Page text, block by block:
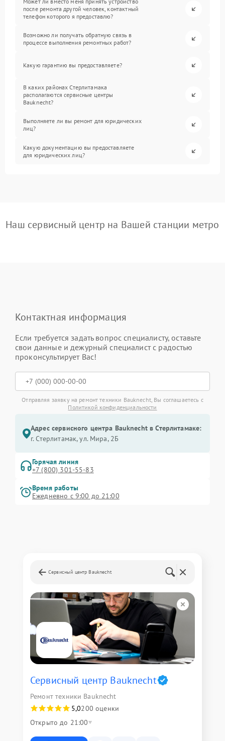
после ремонта другой человек, контактный
телефон которого я предоставлю?
Возможно ли получать обратную связь в
процессе выполнения ремонтных работ?
Какую гарантию вы предоставляете?
В каких районах Стерлитамака
располагаются сервисные центры
Bauknecht?
Выполняете ли вы ремонт для юридических
лиц?
Какую документацию вы предоставляете
для юридических лиц?
Наш сервисный центр на Вашей станции метро
Контактная информация
Если требуется задать вопрос специалисту, оставьте
свои данные и дежурный специалист с радостью
проконсультирует Вас!
Отправляя заявку на ремонт техники Bauknecht, Вы соглашаетесь с
Политикой конфиденциальности
Адрес сервисного центра Bauknecht в Стерлитамаке:
г. Стерлитамак, ул. Мира, 2Б
Горячая линия
+7 (800) 301-55-83
Время работы
Ежедневно с 9:00 до 21:00
Сервисный центр Bauknecht
Сервисный центр Bauknecht
Ремонт техники Bauknecht
5,0200 оценки
Открыто до 21:00